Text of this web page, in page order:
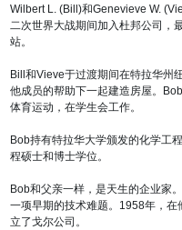
Wilbert L. (Bill)和Genevieve W.
二次世界大战期间加入杜邦公司，
站。
Bill和Vieve于过渡期间在特拉华州
他成员的帮助下一起建造房屋。
体育运动，在学生会工作。
Bob持有特拉华大学颁发的化学工
程硕士和博士学位。
Bob和父亲一样，是天生的企业家
一项早期的技术难题。1958年，
立了戈尔公司。